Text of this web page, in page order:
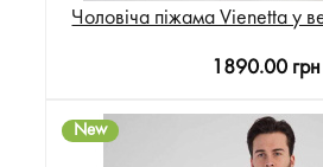
Чоловіча піжама Vienetta у
1890.00 грн
New